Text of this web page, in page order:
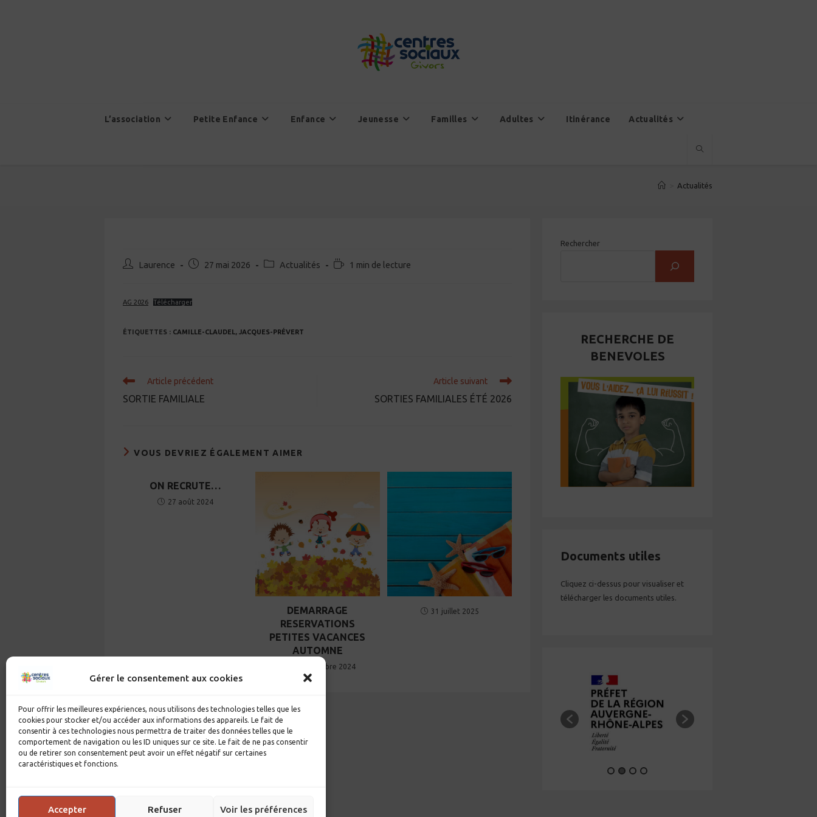
Gérer le consentement aux cookies
Pour offrir les meilleures expériences, nous utilisons des technologies telles que les
cookies pour stocker et/ou accéder aux informations des appareils. Le fait de
consentir à ces technologies nous permettra de traiter des données telles que le
comportement de navigation ou les ID uniques sur ce site. Le fait de ne pas consentir
ou de retirer son consentement peut avoir un effet négatif sur certaines
caractéristiques et fonctions.
Accepter Refuser Voir les préférences
L’association Petite Enfance Enfance Jeunesse Familles Adultes Itinérance Actualités
Actualités
Auteur/autrice
publication :
Laurence
Publication
27 mai 2026
Post Actualités
Temps1 min de lecture
AG 2026 Télécharger
ÉTIQUETTES : CAMILLE-CLAUDEL, JACQUES-PRÉVERT
Read
articles
Article précédent
SORTIE FAMILIALE
Article suivant
SORTIES FAMILIALES ÉTÉ 2026
VOUS DEVRIEZ ÉGALEMENT AIMER
ON RECRUTE…
27 août 2024
DEMARRAGE
RESERVATIONS
PETITES VACANCES
AUTOMNE
12 septembre 2024
31 juillet 2025
Rechercher
RECHERCHE DE
BENEVOLES
Documents utiles
Cliquez ci-dessus pour visualiser et
télécharger les documents utiles.